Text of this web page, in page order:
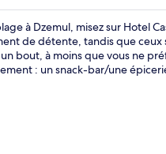
à Dzemul, misez sur Hotel
de détente, tandis que
bout, à moins que vous ne
: un snack-bar/une